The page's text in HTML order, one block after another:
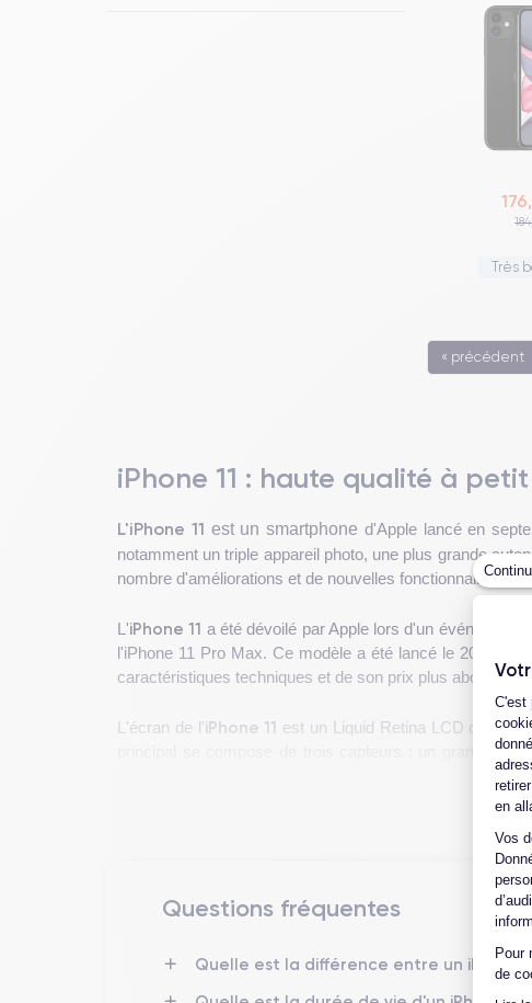
C'est
en
Vos
Pour
de
Très
« précédent
iPhone 11 : haute qualité à
L'iPhone 11 est un smartphone d'Apple lancé en
notamment un triple appareil photo, une plus grande
nombre d'améliorations et de nouvelles fonctionnalités.
L'iPhone 11 a été dévoilé par Apple lors d'un événement
l'iPhone 11 Pro Max. Ce modèle a été lancé le 20
caractéristiques techniques et de son prix plus abordable
L'écran de l'iPhone 11 est un Liquid Retina LCD de 6,1
principal se compose de trois capteurs : un grand
caméra TrueDepth de 12 MP qui prend également en
et prend en charge la charge rapide et la charge sans fil.
En terme de design, l' iPhone 11 est doté d'une coque en
blanc, vert, jaune, violet et rouge.
Questions fréquentes
Quelle est la différence entre un iPhone